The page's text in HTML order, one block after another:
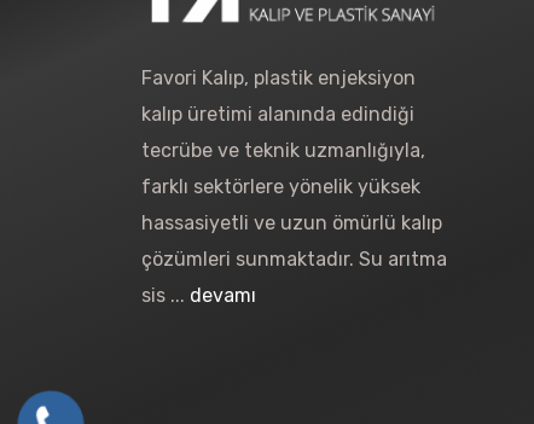
Favori Kalıp, plastik enjeksiyon
kalıp üretimi alanında edindiği
tecrübe ve teknik uzmanlığıyla,
farklı sektörlere yönelik yüksek
hassasiyetli ve uzun ömürlü kalıp
çözümleri sunmaktadır. Su arıtma
sis ... devamı